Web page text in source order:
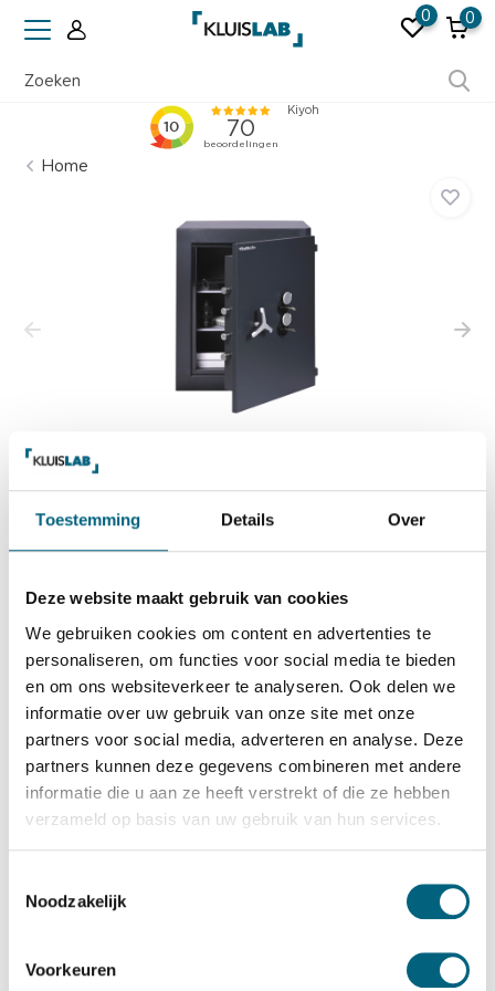
Toestemming Details Over
Deze website maakt gebruik van cookies
We gebruiken cookies om content en advertenties te
personaliseren, om functies voor social media te bieden
en om ons websiteverkeer te analyseren. Ook delen we
informatie over uw gebruik van onze site met onze
partners voor social media, adverteren en analyse. Deze
partners kunnen deze gegevens combineren met andere
informatie die u aan ze heeft verstrekt of die ze hebben
verzameld op basis van uw gebruik van hun services.
Noodzakelijk
Voorkeuren
0 0
Home
Chubbsafes
Chubbsafes Trident G3 210 EX
9.729,-
Op voorraad: .
Bekijk de reviews
Officieel ECB-S gecertificeerde brand- en inbraakwerende
kluis in de klasse 3 / grade III / CEN 3 conform EN 1143-1
en klasse 60 paper conform NT Fire 017 (60 minuten
brandwering voor papier). Standaard uitgevoerd met twee
Betrouwbaar & veilig betalen